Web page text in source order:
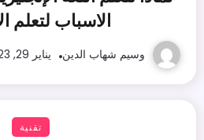
الاسباب لتعلم
وسيم شهاب الدين يناير 29, 2023
تقنية